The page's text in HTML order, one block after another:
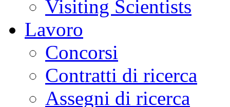
Visiting Scientists
Lavoro
Concorsi
Contratti di ricerca
Assegni di ricerca